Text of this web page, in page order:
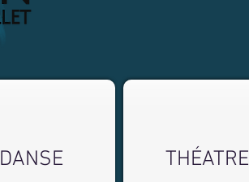
DANSE THÉATRE